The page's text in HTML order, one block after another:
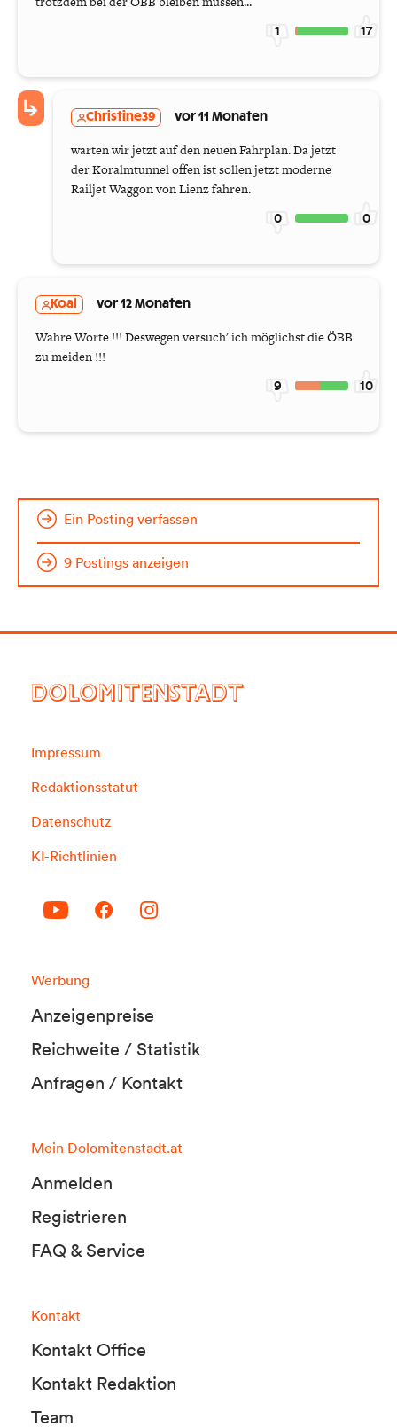
1 17
Christine39 vor 11 Monaten
warten wir jetzt auf den neuen Fahrplan. Da jetzt
der Koralmtunnel offen ist sollen jetzt moderne
Railjet Waggon von Lienz fahren.
0 0
Koal vor 12 Monaten
Wahre Worte !!! Deswegen versuch' ich möglichst die ÖBB
zu meiden !!!
9 10
Ein Posting verfassen
9 Postings anzeigen
DOLOMITENSTADT
Impressum
Redaktionsstatut
Datenschutz
KI-Richtlinien
Werbung
Anzeigenpreise
Reichweite / Statistik
Anfragen / Kontakt
Mein Dolomitenstadt.at
Anmelden
Registrieren
FAQ & Service
Kontakt
Kontakt Office
Kontakt Redaktion
Team